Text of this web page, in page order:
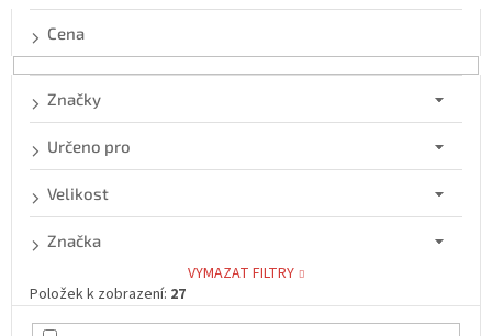
o
Cena
Značky
Určeno pro
Velikost
Značka
VYMAZAT FILTRY
Položek k zobrazení: 27